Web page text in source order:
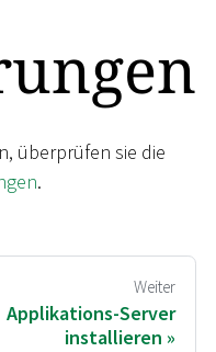
überprüfen sie die
.
Weiter
Applikations-Server
installieren